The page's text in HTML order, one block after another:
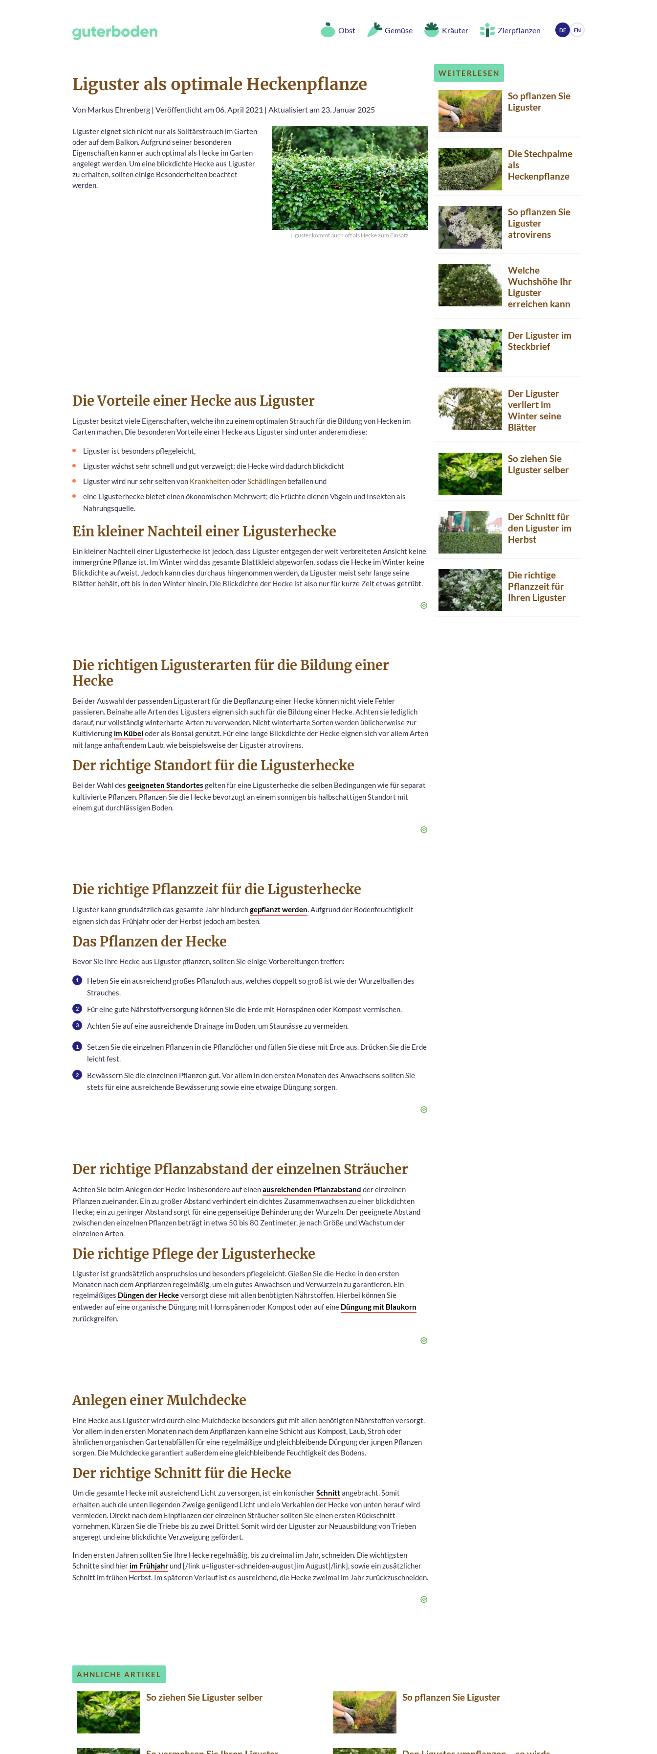
Obst Gemüse Kräuter Zierpflanzen DE EN
Liguster als optimale Heckenpflanze
Von Markus Ehrenberg | Veröffentlicht am 06. April 2021 | Aktualisiert am 23. Januar 2025
Liguster kommt auch oft als Hecke zum Einsatz.
Liguster eignet sich nicht nur als Solitärstrauch im Garten
oder auf dem Balkon. Aufgrund seiner besonderen
Eigenschaften kann er auch optimal als Hecke im Garten
angelegt werden. Um eine blickdichte Hecke aus Liguster
zu erhalten, sollten einige Besonderheiten beachtet
werden.
Die Vorteile einer Hecke aus Liguster
Liguster besitzt viele Eigenschaften, welche ihn zu einem optimalen Strauch für die Bildung von Hecken im
Garten machen. Die besonderen Vorteile einer Hecke aus Liguster sind unter anderem diese:
Liguster ist besonders pflegeleicht,
Liguster wächst sehr schnell und gut verzweigt; die Hecke wird dadurch blickdicht
Liguster wird nur sehr selten von KrankheitenoderSchädlingen befallen und
eine Ligusterhecke bietet einen ökonomischen Mehrwert; die Früchte dienen Vögeln und Insekten als
Nahrungsquelle.
Ein kleiner Nachteil einer Ligusterhecke
Ein kleiner Nachteil einer Ligusterhecke ist jedoch, dass Liguster entgegen der weit verbreiteten Ansicht keine
immergrüne Pflanze ist. Im Winter wird das gesamte Blattkleid abgeworfen, sodass die Hecke im Winter keine
Blickdichte aufweist. Jedoch kann dies durchaus hingenommen werden, da Liguster meist sehr lange seine
Blätter behält, oft bis in den Winter hinein. Die Blickdichte der Hecke ist also nur für kurze Zeit etwas getrübt.
Die richtigen Ligusterarten für die Bildung einer
Hecke
Bei der Auswahl der passenden Ligusterart für die Bepflanzung einer Hecke können nicht viele Fehler
passieren. Beinahe alle Arten des Ligusters eignen sich auch für die Bildung einer Hecke. Achten sie lediglich
darauf, nur vollständig winterharte Arten zu verwenden. Nicht winterharte Sorten werden üblicherweise zur
Kultivierung im Kübel oder als Bonsai genutzt. Für eine lange Blickdichte der Hecke eignen sich vor allem Arten
mit lange anhaftendem Laub, wie beispielsweise der Liguster atrovirens.
Der richtige Standort für die Ligusterhecke
Bei der Wahl des geeigneten Standortes gelten für eine Ligusterhecke die selben Bedingungen wie für separat
kultivierte Pflanzen. Pflanzen Sie die Hecke bevorzugt an einem sonnigen bis halbschattigen Standort mit
einem gut durchlässigen Boden.
Die richtige Pflanzzeit für die Ligusterhecke
Liguster kann grundsätzlich das gesamte Jahr hindurchgepflanzt werden. Aufgrund der Bodenfeuchtigkeit
eignen sich das Frühjahr oder der Herbst jedoch am besten.
Das Pflanzen der Hecke
Bevor Sie Ihre Hecke aus Liguster pflanzen, sollten Sie einige Vorbereitungen treffen:
Heben Sie ein ausreichend großes Pflanzloch aus, welches doppelt so groß ist wie der Wurzelballen des
Strauches.
Für eine gute Nährstoffversorgung können Sie die Erde mit Hornspänen oder Kompost vermischen.
Achten Sie auf eine ausreichende Drainage im Boden, um Staunässe zu vermeiden.
Setzen Sie die einzelnen Pflanzen in die Pflanzlöcher und füllen Sie diese mit Erde aus. Drücken Sie die Erde
leicht fest.
Bewässern Sie die einzelnen Pflanzen gut. Vor allem in den ersten Monaten des Anwachsens sollten Sie
stets für eine ausreichende Bewässerung sowie eine etwaige Düngung sorgen.
Der richtige Pflanzabstand der einzelnen Sträucher
Achten Sie beim Anlegen der Hecke insbesondere auf einenausreichenden Pflanzabstand der einzelnen
Pflanzen zueinander. Ein zu großer Abstand verhindert ein dichtes Zusammenwachsen zu einer blickdichten
Hecke; ein zu geringer Abstand sorgt für eine gegenseitige Behinderung der Wurzeln. Der geeignete Abstand
zwischen den einzelnen Pflanzen beträgt in etwa 50 bis 80 Zentimeter, je nach Größe und Wachstum der
einzelnen Arten.
Die richtige Pflege der Ligusterhecke
Liguster ist grundsätzlich anspruchslos und besonders pflegeleicht. Gießen Sie die Hecke in den ersten
Monaten nach dem Anpflanzen regelmäßig, um ein gutes Anwachsen und Verwurzeln zu garantieren. Ein
regelmäßiges Düngen der Heckeversorgt diese mit allen benötigten Nährstoffen. Hierbei können Sie
entweder auf eine organische Düngung mit Hornspänen oder Kompost oder auf eine Düngung mit Blaukorn
zurückgreifen.
Anlegen einer Mulchdecke
Eine Hecke aus Liguster wird durch eine Mulchdecke besonders gut mit allen benötigten Nährstoffen versorgt.
Vor allem in den ersten Monaten nach dem Anpflanzen kann eine Schicht aus Kompost, Laub, Stroh oder
ähnlichen organischen Gartenabfällen für eine regelmäßige und gleichbleibende Düngung der jungen Pflanzen
sorgen. Die Mulchdecke garantiert außerdem eine gleichbleibende Feuchtigkeit des Bodens.
Der richtige Schnitt für die Hecke
Um die gesamte Hecke mit ausreichend Licht zu versorgen, ist ein konischerSchnittangebracht. Somit
erhalten auch die unten liegenden Zweige genügend Licht und ein Verkahlen der Hecke von unten herauf wird
vermieden. Direkt nach dem Einpflanzen der einzelnen Sträucher sollten Sie einen ersten Rückschnitt
vornehmen. Kürzen Sie die Triebe bis zu zwei Drittel. Somit wird der Liguster zur Neuausbildung von Trieben
angeregt und eine blickdichte Verzweigung gefördert.
In den ersten Jahren sollten Sie Ihre Hecke regelmäßig, bis zu dreimal im Jahr, schneiden. Die wichtigsten
Schnitte sind hier im Frühjahr und [/link u=liguster-schneiden-august]im August[/link], sowie ein zusätzlicher
Schnitt im frühen Herbst. Im späteren Verlauf ist es ausreichend, die Hecke zweimal im Jahr zurückzuschneiden.
WEITERLESEN
So pflanzen Sie
Liguster
Die Stechpalme
als
Heckenpflanze
So pflanzen Sie
Liguster
atrovirens
Welche
Wuchshöhe Ihr
Liguster
erreichen kann
Der Liguster im
Steckbrief
Der Liguster
verliert im
Winter seine
Blätter
So ziehen Sie
Liguster selber
Der Schnitt für
den Liguster im
Herbst
Die richtige
Pflanzzeit für
Ihren Liguster
ÄHNLICHE ARTIKEL
So ziehen Sie Liguster selber So pflanzen Sie Liguster